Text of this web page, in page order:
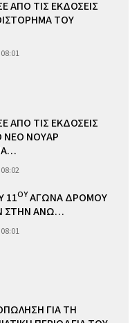
ΑΠΟ ΤΙΣ ΕΚΔΟΣΕΙΣ
ΤΟΥ
ΑΠΟ ΤΙΣ ΕΚΔΟΣΕΙΣ
ΝΕΟ ΝΟΥΑΡ
11ΟΥΑΓΩΝΑ ΔΡΟΜΟΥ
ΣΤΗΝ ΑΝΩ…
ΓΙΑ ΤΗ